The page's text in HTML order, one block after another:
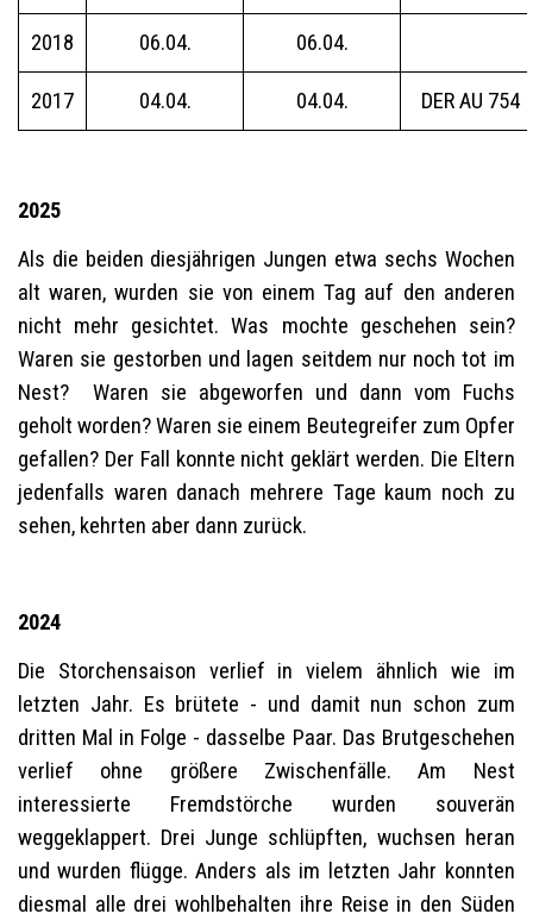
2018 06.04. 06.04.
2017 04.04. 04.04. DER AU 754
2025
Als die beiden diesjährigen Jungen etwa sechs Wochen
alt waren, wurden sie von einem Tag auf den anderen
nicht mehr gesichtet. Was mochte geschehen sein?
Waren sie gestorben und lagen seitdem nur noch tot im
Nest? Waren sie abgeworfen und dann vom Fuchs
geholt worden? Waren sie einem Beutegreifer zum Opfer
gefallen? Der Fall konnte nicht geklärt werden. Die Eltern
jedenfalls waren danach mehrere Tage kaum noch zu
sehen, kehrten aber dann zurück.
2024
Die Storchensaison verlief in vielem ähnlich wie im
letzten Jahr. Es brütete - und damit nun schon zum
dritten Mal in Folge - dasselbe Paar. Das Brutgeschehen
verlief ohne größere Zwischenfälle. Am Nest
interessierte Fremdstörche wurden souverän
weggeklappert. Drei Junge schlüpften, wuchsen heran
und wurden flügge. Anders als im letzten Jahr konnten
diesmal alle drei wohlbehalten ihre Reise in den Süden